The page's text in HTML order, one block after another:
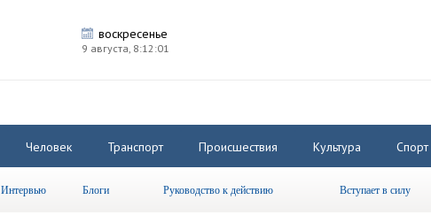
воскресенье
9 августа, 8:12:01
Человек Транспорт Происшествия Культура Спорт
Интервью Блоги Руководство к действию Вступает в силу